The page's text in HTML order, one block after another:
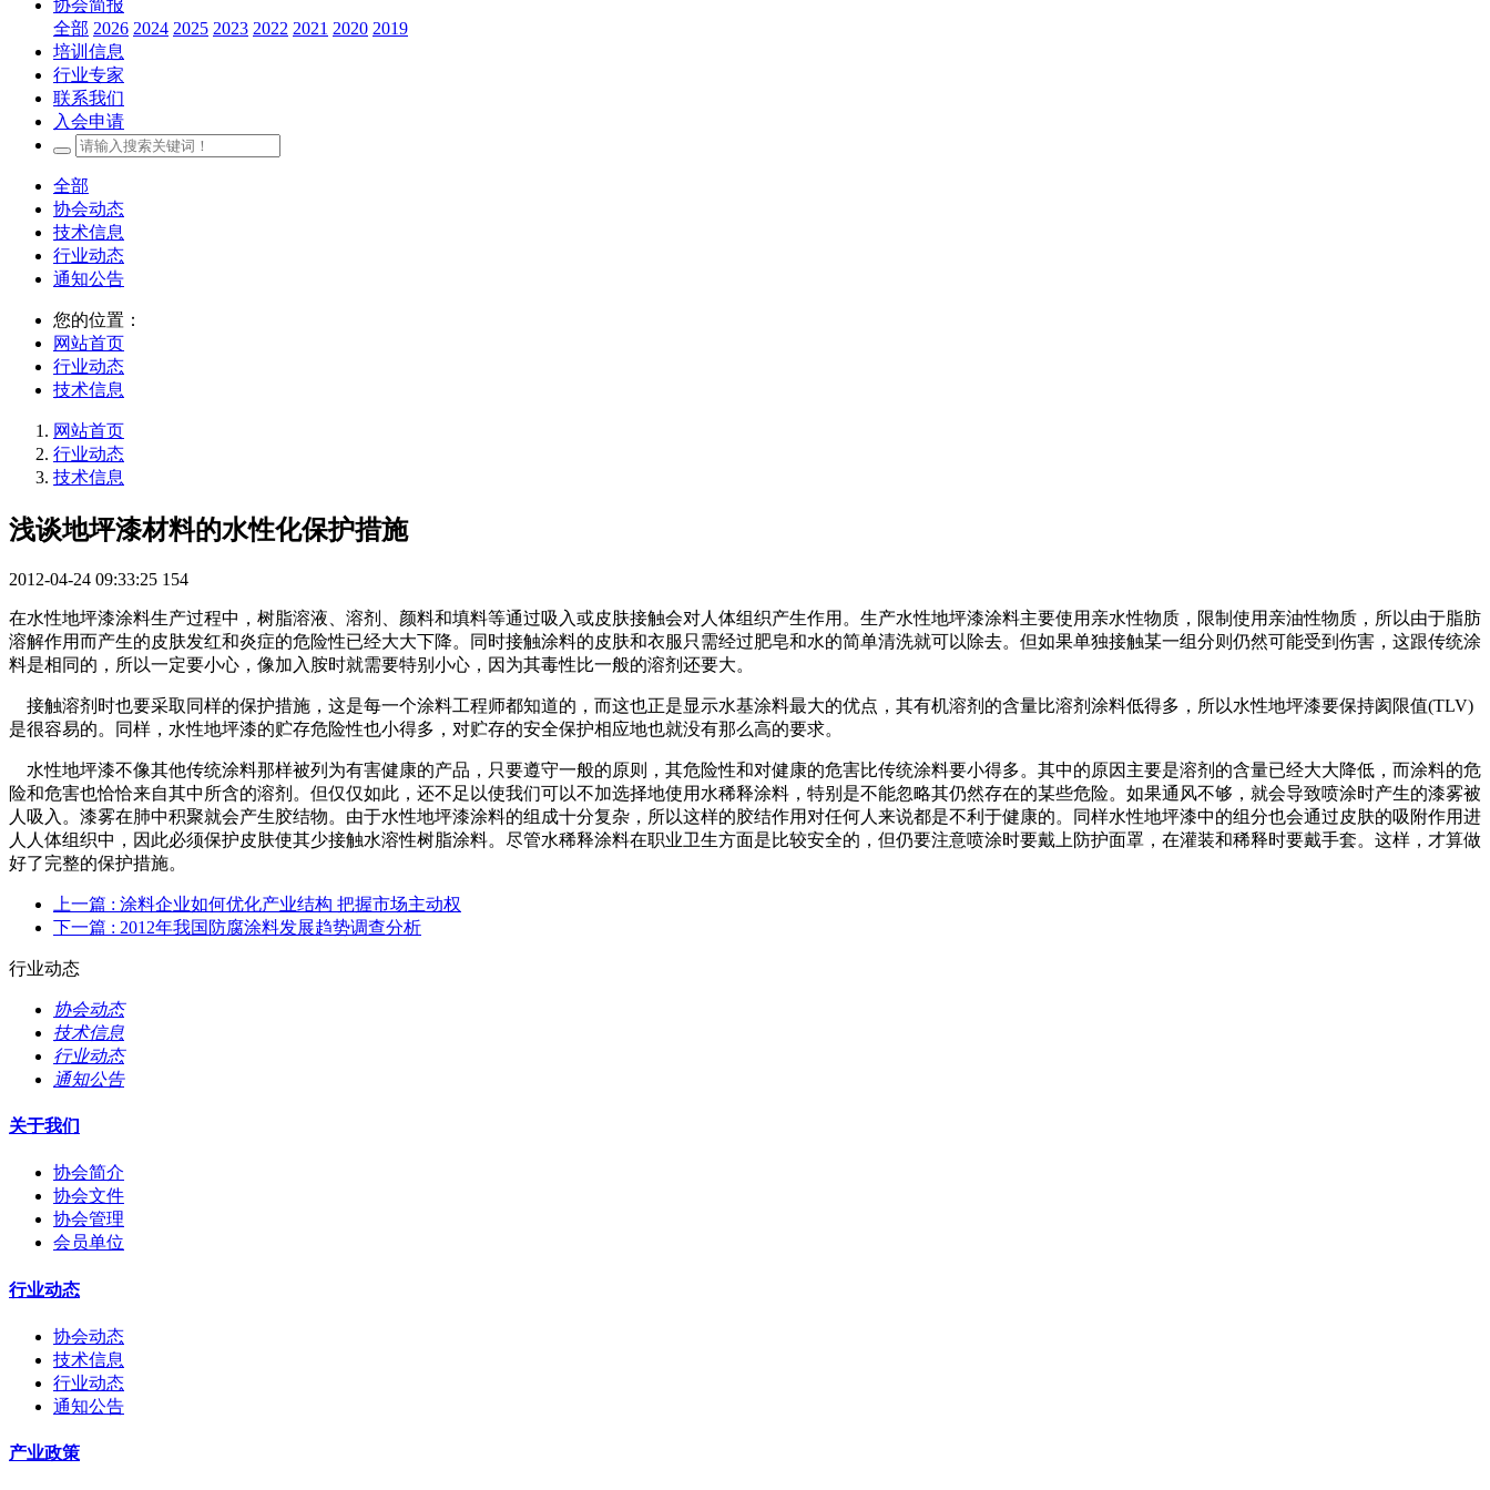
协会简报
全部 2026 2024 2025 2023 2022 2021 2020 2019
培训信息
行业专家
联系我们
入会申请
全部
协会动态
技术信息
行业动态
通知公告
您的位置：
网站首页
行业动态
技术信息
网站首页
行业动态
技术信息
浅谈地坪漆材料的水性化保护措施
2012-04-24 09:33:25 154
在水性地坪漆涂料生产过程中，树脂溶液、溶剂、颜料和填料等通过吸入或皮肤接触会对人体组织产生作用。生产水性地坪漆涂料主要使用亲水性物质，限制使用亲油性物质，所以由于脂肪
溶解作用而产生的皮肤发红和炎症的危险性已经大大下降。同时接触涂料的皮肤和衣服只需经过肥皂和水的简单清洗就可以除去。但如果单独接触某一组分则仍然可能受到伤害，这跟传统涂
料是相同的，所以一定要小心，像加入胺时就需要特别小心，因为其毒性比一般的溶剂还要大。
接触溶剂时也要采取同样的保护措施，这是每一个涂料工程师都知道的，而这也正是显示水基涂料最大的优点，其有机溶剂的含量比溶剂涂料低得多，所以水性地坪漆要保持阂限值(TLV)
是很容易的。同样，水性地坪漆的贮存危险性也小得多，对贮存的安全保护相应地也就没有那么高的要求。
水性地坪漆不像其他传统涂料那样被列为有害健康的产品，只要遵守一般的原则，其危险性和对健康的危害比传统涂料要小得多。其中的原因主要是溶剂的含量已经大大降低，而涂料的危
险和危害也恰恰来自其中所含的溶剂。但仅仅如此，还不足以使我们可以不加选择地使用水稀释涂料，特别是不能忽略其仍然存在的某些危险。如果通风不够，就会导致喷涂时产生的漆雾被
人吸入。漆雾在肺中积聚就会产生胶结物。由于水性地坪漆涂料的组成十分复杂，所以这样的胶结作用对任何人来说都是不利于健康的。同样水性地坪漆中的组分也会通过皮肤的吸附作用进
人人体组织中，因此必须保护皮肤使其少接触水溶性树脂涂料。尽管水稀释涂料在职业卫生方面是比较安全的，但仍要注意喷涂时要戴上防护面罩，在灌装和稀释时要戴手套。这样，才算做
好了完整的保护措施。
上一篇 : 涂料企业如何优化产业结构 把握市场主动权
下一篇 : 2012年我国防腐涂料发展趋势调查分析
行业动态
协会动态
技术信息
行业动态
通知公告
关于我们
协会简介
协会文件
协会管理
会员单位
行业动态
协会动态
技术信息
行业动态
通知公告
产业政策